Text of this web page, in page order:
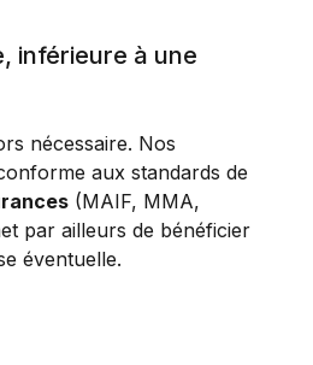
inférieure à une
nécessaire. Nos
aux standards de
(MAIF, MMA,
par ailleurs de bénéficier
éventuelle.